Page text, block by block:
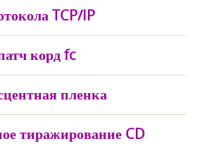
TCP/IP
корд fc
пленка
тиражирование CD